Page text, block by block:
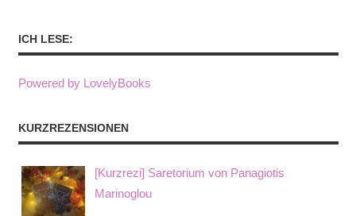
ICH LESE:
Powered by LovelyBooks
KURZREZENSIONEN
[Kurzrezi] Saretorium von Panagiotis
Marinoglou